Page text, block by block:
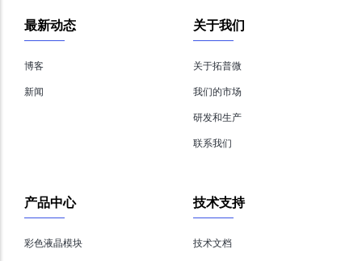
关于我们
关于拓普微
我们的市场
研发和生产
联系我们
最新动态
博客
新闻
技术支持
技术文档
产品中心
彩色液晶模块